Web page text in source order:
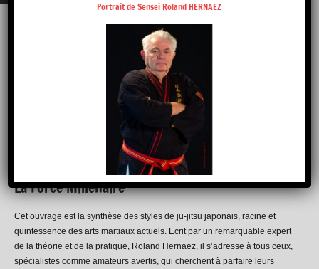
La Force Millénaire
Cet ouvrage est la synthèse des styles de ju-jitsu japonais, racine et
quintessence des arts martiaux actuels. Ecrit par un remarquable expert
de la théorie et de la pratique, Roland Hernaez, il s’adresse à tous ceux,
spécialistes comme amateurs avertis, qui cherchent à parfaire leurs
Portrait de Sensei Roland HERNAEZ